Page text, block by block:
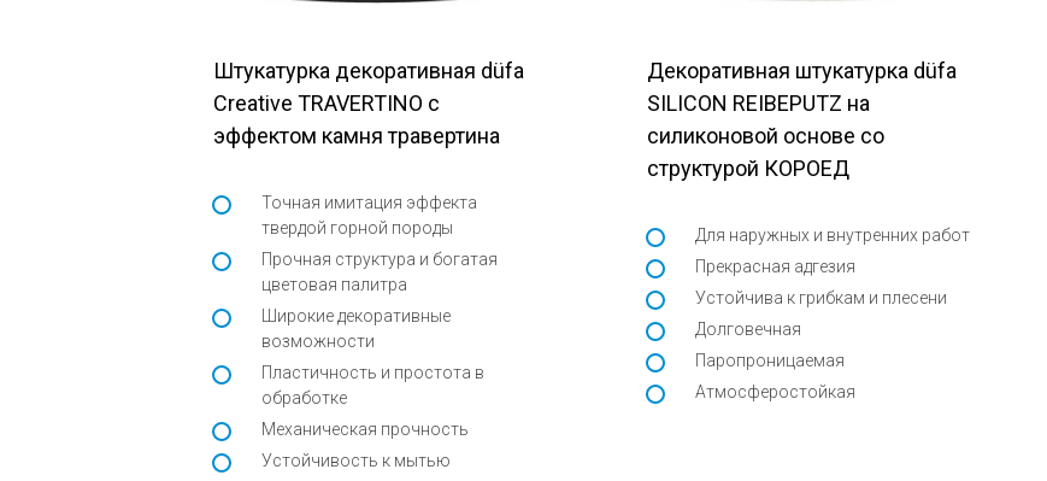
Штукатурка декоративная düfa
Creative TRAVERTINO с
эффектом камня травертина
Точная имитация эффекта
твердой горной породы
Прочная структура и богатая
цветовая палитра
Широкие декоративные
возможности
Пластичность и простота в
обработке
Механическая прочность
Устойчивость к мытью
Декоративная штукатурка düfa
SILICON REIBEPUTZ на
силиконовой основе со
структурой КОРОЕД
Для наружных и внутренних работ
Прекрасная адгезия
Устойчива к грибкам и плесени
Долговечная
Паропроницаемая
Атмосферостойкая